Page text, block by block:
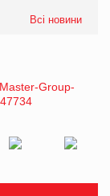
Всі новини